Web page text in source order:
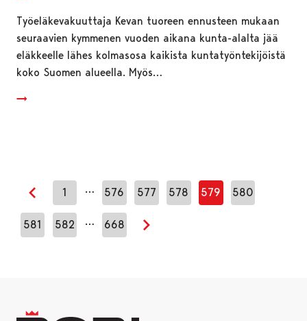
Työeläkevakuuttaja Kevan tuoreen ennusteen mukaan
seuraavien kymmenen vuoden aikana kunta-alalta jää
eläkkeelle lähes kolmasosa kaikista kuntatyöntekijöistä
koko Suomen alueella. Myös…
Edellinen sivu
1 … 576 577 578 579 580
581 582 … 668
Seuraava sivu